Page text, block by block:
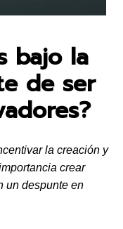
bajo la
de ser
la creación y
crear
un despunte en